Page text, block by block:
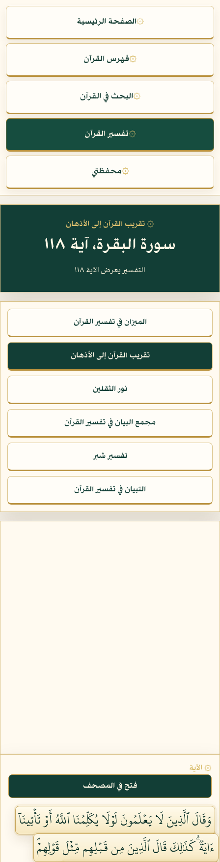
۞الصفحة الرئيسية
۞فهرس القرآن
۞البحث في القرآن
۞تفسير القرآن
۞محفظتي
۞ تقريب القرآن إلى الأذهان
سورة البقرة، آية ١١٨
التفسير يعرض الآية ١١٨
الميزان في تفسير القرآن
تقريب القرآن إلى الأذهان
نور الثقلين
مجمع البيان في تفسير القرآن
تفسير شبر
التبيان في تفسير القرآن
۞ الآية
فتح في المصحف
وَقَالَ ٱلَّذِينَ لَا يَعۡلَمُونَ لَوۡلَا يُكَلِّمُنَا ٱللَّهُ أَوۡ تَأۡتِينَآ
ءَايَةٞۗ كَذَٰلِكَ قَالَ ٱلَّذِينَ مِن قَبۡلِهِم مِّثۡلَ قَوۡلِهِمۡۘ